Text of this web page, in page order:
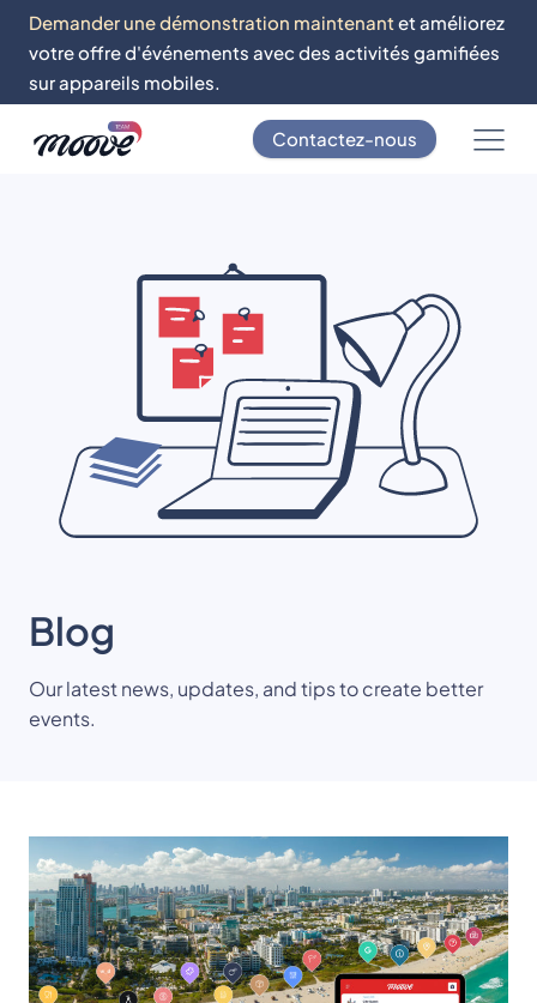
Demander une démonstration maintenant et améliorez
votre offre d'événements avec des activités gamifiées
sur appareils mobiles.
Contactez-nous
Blog
Our latest news, updates, and tips to create better
events.